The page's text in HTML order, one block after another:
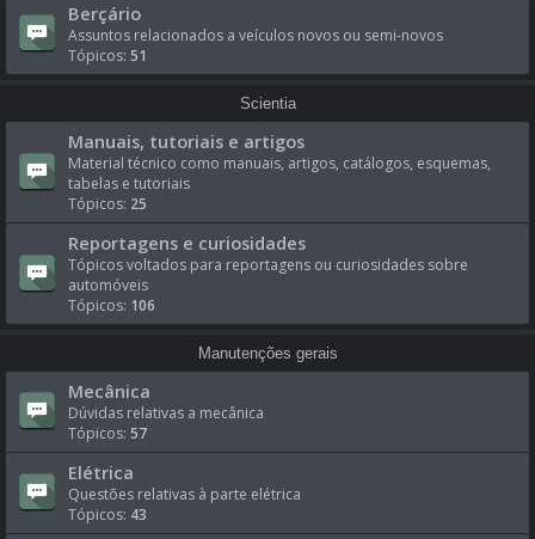
Berçário
Assuntos relacionados a veículos novos ou semi-novos
Tópicos: 51
Scientia
Manuais, tutoriais e artigos
Material técnico como manuais, artigos, catálogos, esquemas,
tabelas e tutoriais
Tópicos: 25
Reportagens e curiosidades
Tópicos voltados para reportagens ou curiosidades sobre
automóveis
Tópicos: 106
Manutenções gerais
Mecânica
Dúvidas relativas a mecânica
Tópicos: 57
Elétrica
Questões relativas à parte elétrica
Tópicos: 43